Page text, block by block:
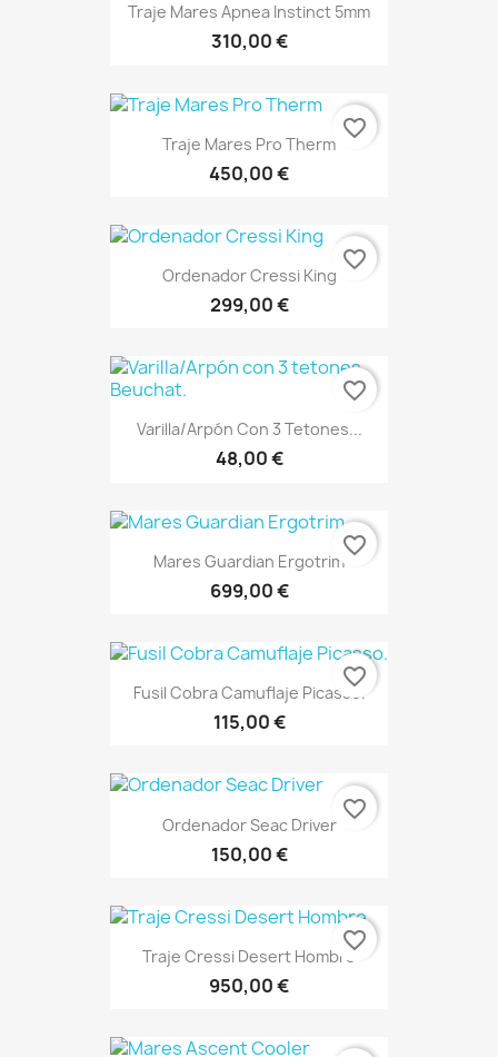
Traje Mares Apnea Instinct 5mm
310,00 €
Traje Mares Pro Therm
450,00 €
favorite_border
Ordenador Cressi King
299,00 €
favorite_border
Varilla/Arpón Con 3 Tetones...
48,00 €
favorite_border
Mares Guardian Ergotrim
699,00 €
favorite_border
Fusil Cobra Camuflaje Picasso.
115,00 €
favorite_border
Ordenador Seac Driver
150,00 €
favorite_border
Traje Cressi Desert Hombre
950,00 €
favorite_border